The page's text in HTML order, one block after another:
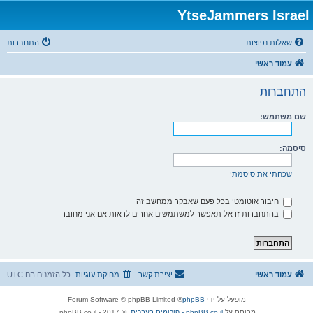
YtseJammers Israel
שאלות נפוצות התחברות
עמוד ראשי
התחברות
שם משתמש:
סיסמה:
שכחתי את סיסמתי
חיבור אוטומטי בכל פעם שאבקר ממחשב זה
בהתחברות זו אל תאפשר למשתמשים אחרים לראות אם אני מחובר
עמוד ראשי כל הזמנים הם UTC מחיקת עוגיות יצירת קשר
מופעל על ידי phpBB
® Forum Software © phpBB Limited